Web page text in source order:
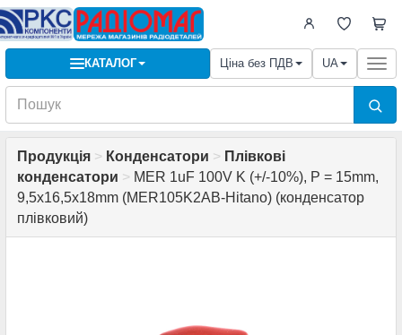
КАТАЛОГ Ціна без ПДВ UA
Продукція > Конденсатори > Плівкові
конденсатори > MER 1uF 100V K (+/-10%), P = 15mm,
9,5x16,5x18mm (MER105K2AB-Hitano) (конденсатор
плівковий)